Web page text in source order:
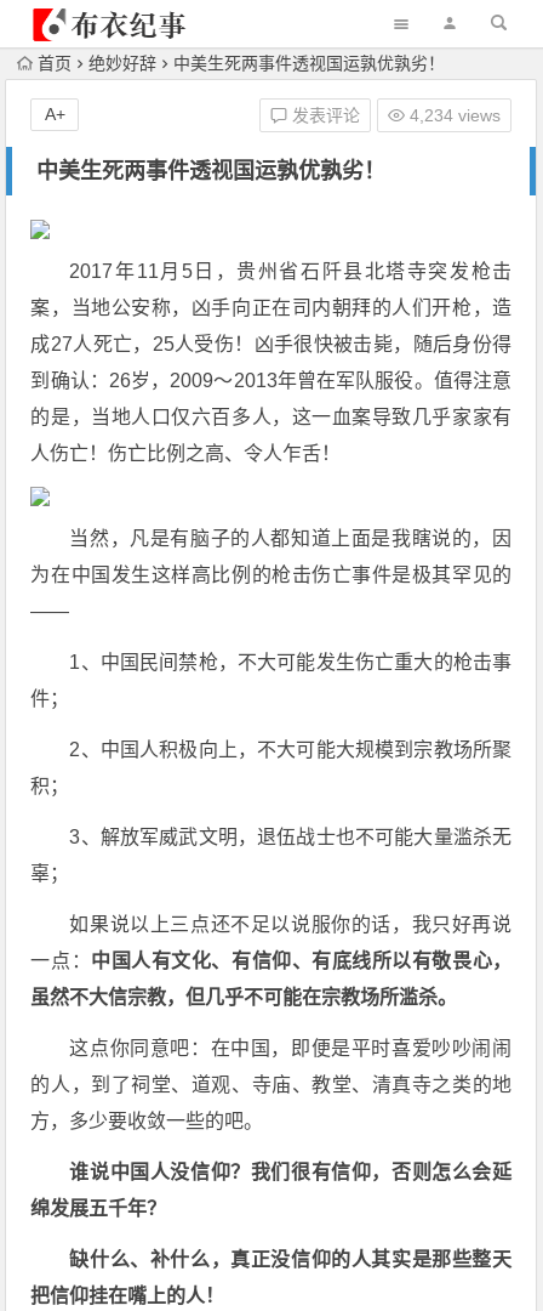
首页 绝妙好辞 中美生死两事件透视国运孰优孰劣！
中美生死两事件透视国运孰优孰劣！
发表评论 4,234 views
A+
2017年11月5日，贵州省石阡县北塔寺突发枪击
案，当地公安称，凶手向正在司内朝拜的人们开枪，造
成27人死亡，25人受伤！凶手很快被击毙，随后身份得
到确认：26岁，2009～2013年曾在军队服役。值得注意
的是，当地人口仅六百多人，这一血案导致几乎家家有
人伤亡！伤亡比例之高、令人乍舌！
当然，凡是有脑子的人都知道上面是我瞎说的，因
为在中国发生这样高比例的枪击伤亡事件是极其罕见的
——
1、中国民间禁枪，不大可能发生伤亡重大的枪击事
件；
2、中国人积极向上，不大可能大规模到宗教场所聚
积；
3、解放军威武文明，退伍战士也不可能大量滥杀无
辜；
如果说以上三点还不足以说服你的话，我只好再说
一点： 中国人有文化、有信仰、有底线所以有敬畏心，
虽然不大信宗教，但几乎不可能在宗教场所滥杀。
这点你同意吧：在中国，即便是平时喜爱吵吵闹闹
的人，到了祠堂、道观、寺庙、教堂、清真寺之类的地
方，多少要收敛一些的吧。
谁说中国人没信仰？我们很有信仰，否则怎么会延
绵发展五千年？
缺什么、补什么，真正没信仰的人其实是那些整天
把信仰挂在嘴上的人！